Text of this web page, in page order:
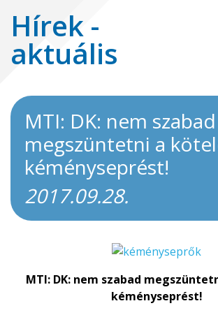
Hírek -
aktuális
MTI: DK: nem szabad
megszüntetni a
kéményseprést!
2017.09.28.
MTI: DK: nem szabad
kéményseprést!